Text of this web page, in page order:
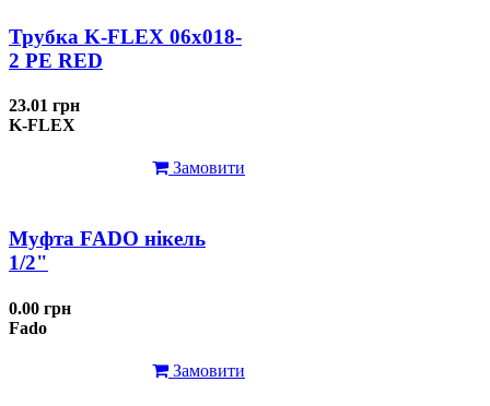
Трубка K-FLEX 06x018-
2 РЕ RED
23.01 грн
K-FLEX
Замовити
Муфта FADO нікель
1/2"
0.00 грн
Fado
Замовити